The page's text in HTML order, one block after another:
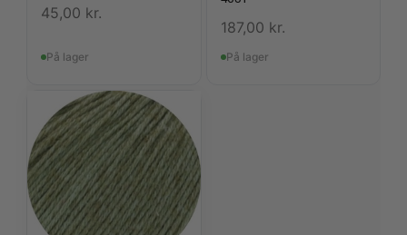
45,00 kr.
På lager
187,00 kr.
På lager